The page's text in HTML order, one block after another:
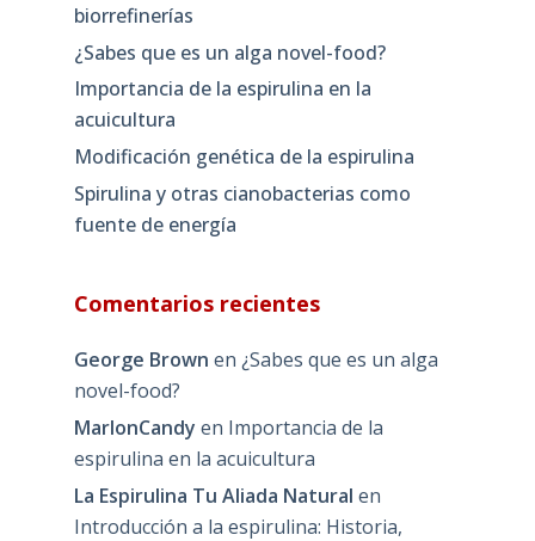
biorrefinerías
¿Sabes que es un alga novel-food?
Importancia de la espirulina en la
acuicultura
Modificación genética de la espirulina
Spirulina y otras cianobacterias como
fuente de energía
Comentarios recientes
George Brown en ¿Sabes que es un alga
novel-food?
MarlonCandy en Importancia de la
espirulina en la acuicultura
La Espirulina Tu Aliada Natural en
Introducción a la espirulina: Historia,